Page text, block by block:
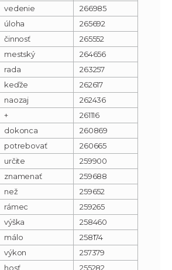
vedenie
266985
úloha
265692
činnosť
265552
mestský
264656
rada
263257
keďže
262617
naozaj
262436
+
261116
dokonca
260869
potrebovať
260665
určite
259900
znamenať
259688
než
259652
rámec
259265
výška
258460
málo
258174
výkon
257379
hosť 255282